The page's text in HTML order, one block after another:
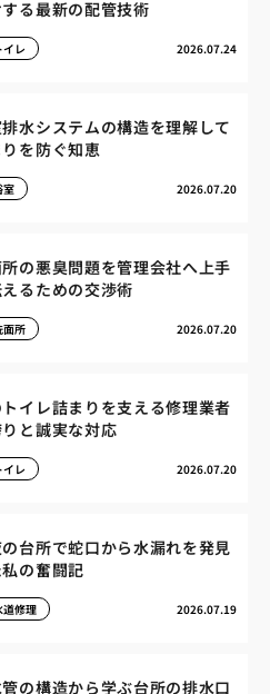
る最新の配管技術
2026.07.24
イレ
水システムの構造を理解して
を防ぐ知恵
2026.07.20
室
の悪臭問題を管理会社へ上手
るための交渉術
2026.07.20
面所
イレ詰まりを支える修理業者
と誠実な対応
2026.07.20
イレ
台所で蛇口から水漏れを発見
私の奮闘記
2026.07.19
道修理
の構造から学ぶ台所の排水口